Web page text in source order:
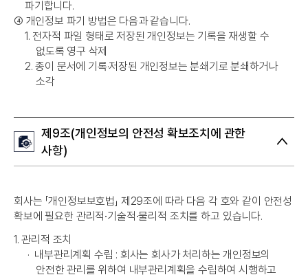
파기합니다.
➃ 개인정보 파기 방법은 다음과 같습니다.
1. 전자적 파일 형태로 저장된 개인정보는 기록을 재생할 수
없도록 영구 삭제
2.종이 문서에 기록·저장된 개인정보는 분쇄기로 분쇄하거나
소각
제9조(개인정보의 안전성 확보조치에 관한
사항)
회사는 「개인정보보호법」 제29조에 따라 다음 각 호와 같이 안전성
확보에 필요한 관리적∙기술적∙물리적 조치를 하고 있습니다.
1. 관리적 조치
· 내부관리계획 수립 : 회사는 회사가 처리하는 개인정보의
안전한 관리를 위하여 내부관리계획을 수립하여 시행하고